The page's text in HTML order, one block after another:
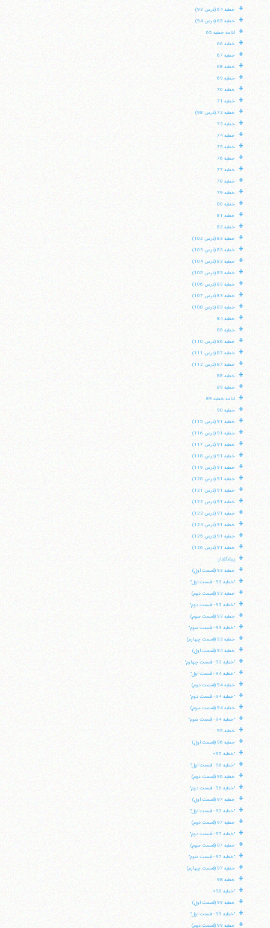
+ خطبه 64 (درس 93)
+ خطبه 65 (درس 94)
+ ادامه خطبه 65
+ خطبه 66
+ خطبه 67
+ خطبه 68
+ خطبه 69
+ خطبه 70
+ خطبه 71
+ خطبه 72 (درس 98)
+ خطبه 73
+ خطبه 74
+ خطبه 75
+ خطبه 76
+ خطبه 77
+ خطبه 78
+ خطبه 79
+ خطبه 80
+ خطبه 81
+ خطبه 82
+ خطبه 83 (درس 102)
+ خطبه 83 (درس 103)
+ خطبه 83 (درس 104)
+ خطبه 83 (درس 105)
+ خطبه 83 (درس 106)
+ خطبه 83 (درس 107)
+ خطبه 83 (درس 108)
+ خطبه 84
+ خطبه 85
+ خطبه 86 (درس 110)
+ خطبه 87 (درس 111)
+ خطبه 87 (درس 112)
+ خطبه 88
+ خطبه 89
+ ادامه خطبه 89
+ خطبه 90
+ خطبه 91 (درس 115)
+ خطبه 91 (درس 116)
+ خطبه 91 (درس 117)
+ خطبه 91 (درس 118)
+ خطبه 91 (درس 119)
+ خطبه 91 (درس 120)
+ خطبه 91 (درس 121)
+ خطبه 91 (درس 122)
+ خطبه 91 (درس 123)
+ خطبه 91 (درس 124)
+ خطبه 91 (درس 125)
+ خطبه 91 (درس 126)
+ پیشگفتار:
+ خطبه 93 (قسمت اول)
+ "خطبه 93 - قسمت اول"
+ خطبه 93 (قسمت دوم)
+ "خطبه 93 - قسمت دوم"
+ خطبه 93 (قسمت سوم)
+ "خطبه 93 - قسمت سوم"
+ خطبه 93 (قسمت چهارم)
+ خطبه 94 (قسمت اول)
+ "خطبه 93 - قسمت چهارم"
+ "خطبه 94 - قسمت اول"
+ خطبه 94 (قسمت دوم)
+ "خطبه 94 - قسمت دوم"
+ خطبه 94 (قسمت سوم)
+ "خطبه 94 - قسمت سوم"
+ خطبه 95
+ خطبه 96 (قسمت اول)
+ "خطبه 95»
+ "خطبه 96 - قسمت اول"
+ خطبه 96 (قسمت دوم)
+ "خطبه 96 - قسمت دوم"
+ خطبه 97 (قسمت اول)
+ "خطبه 97 - قسمت اول"
+ خطبه 97 (قسمت دوم)
+ "خطبه 97 - قسمت دوم"
+ خطبه 97 (قسمت سوم)
+ "خطبه 97 - قسمت سوم"
+ خطبه 97 (قسمت چهارم)
+ خطبه 98
+ "خطبه 98»
+ خطبه 99 (قسمت اول)
+ "خطبه 99 - قسمت اول"
+ خطبه 99 (قسمت دوم)